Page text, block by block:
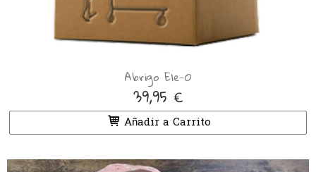
Abrigo Ele-O
39,95 €
Añadir a Carrito